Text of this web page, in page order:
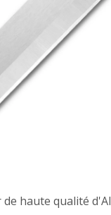
haute qualité